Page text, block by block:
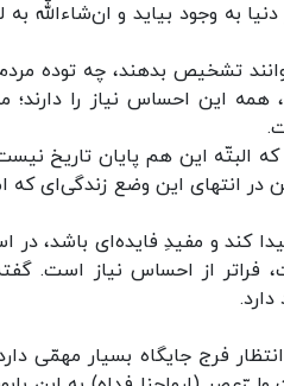
به وجود بیاید و ان‌شاءاللّه
تشخیص بدهند، چه توده‌
این احساس نیاز را دارند؛
البتّه این هم پایان تاریخ
انتهای این وضع زندگی‌ای که
کند و مفیدِ فایده‌ای باشد، در
فراتر از احساس نیاز است.
فرج جایگاه بسیار مهمّی